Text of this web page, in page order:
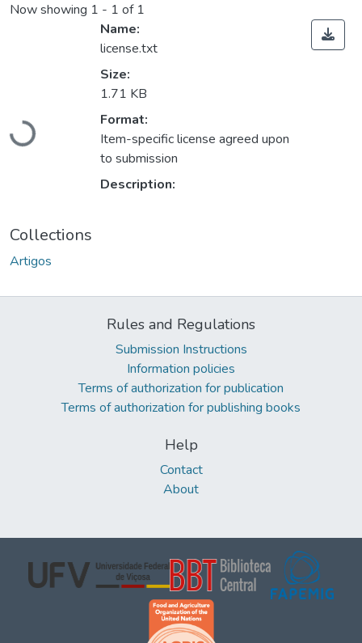
Now showing 1 - 1 of 1
Loading...
Name:
license.txt
Size:
1.71 KB
Format:
Item-specific license agreed upon
to submission
Description:
Collections
Artigos
Rules and Regulations
Submission Instructions
Information policies
Terms of authorization for publication
Terms of authorization for publishing books
Help
Contact
About